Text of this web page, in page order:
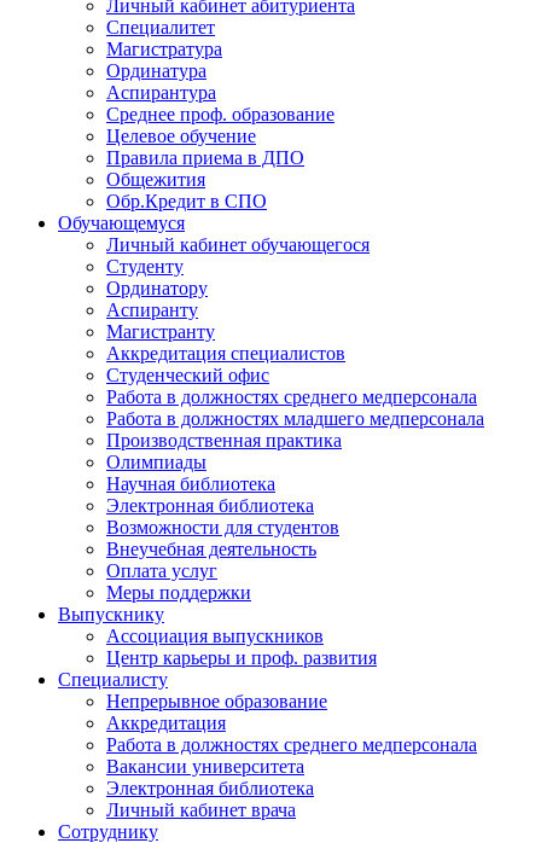
Личный кабинет абитуриента
Специалитет
Магистратура
Ординатура
Аспирантура
Среднее проф. образование
Целевое обучение
Правила приема в ДПО
Общежития
Обр.Кредит в СПО
Обучающемуся
Личный кабинет обучающегося
Студенту
Ординатору
Аспиранту
Магистранту
Аккредитация специалистов
Студенческий офис
Работа в должностях среднего медперсонала
Работа в должностях младшего медперсонала
Производственная практика
Олимпиады
Научная библиотека
Электронная библиотека
Возможности для студентов
Внеучебная деятельность
Оплата услуг
Меры поддержки
Выпускнику
Ассоциация выпускников
Центр карьеры и проф. развития
Специалисту
Непрерывное образование
Аккредитация
Работа в должностях среднего медперсонала
Вакансии университета
Электронная библиотека
Личный кабинет врача
Сотруднику